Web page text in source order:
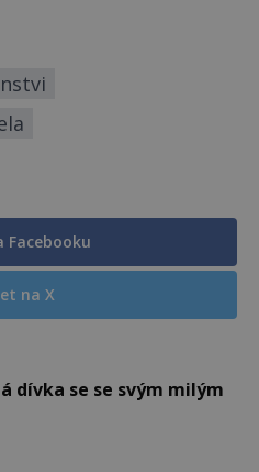
Facebooku
na X
dívka se se svým milým